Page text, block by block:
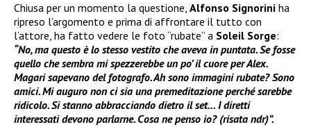
Chiusa per un momento la questione, Alfonso Signorini ha
ripreso l’argomento e prima di affrontare il tutto con
l’attore, ha fatto vedere le foto “rubate” a Soleil Sorge:
“No, ma questo è lo stesso vestito che aveva in puntata. Se fosse
quello che sembra mi spezzerebbe un po’ il cuore per Alex.
Magari sapevano del fotografo. Ah sono immagini rubate? Sono
amici. Mi auguro non ci sia una premeditazione perché sarebbe
ridicolo. Si stanno abbracciando dietro il set… I diretti
interessati devono parlarne. Cosa ne penso io? (risata ndr)”.